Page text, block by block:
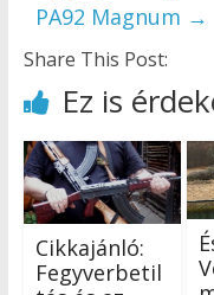
PA92 Magnum →
Share This Post:
Ez is
Cikkajánló:
Fegyverbetil